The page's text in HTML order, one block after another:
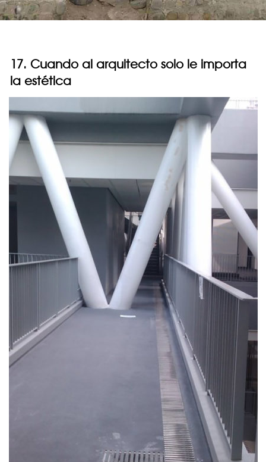
17. Cuando al arquitecto solo le importa
la estética